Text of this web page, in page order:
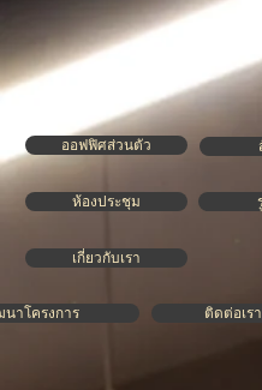
ออฟฟิศส่วนตัว
ห้องประชุม
เกี่ยวกับเรา
าโครงการ ติดต่อเรา